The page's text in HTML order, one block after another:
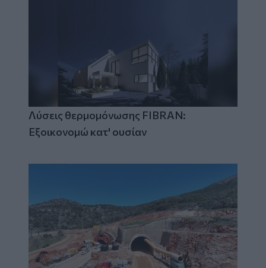
Λύσεις θερμομόνωσης FIBRAN:
Εξοικονομώ κατ' ουσίαν